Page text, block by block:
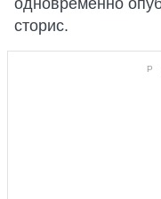
одновременно
сторис.